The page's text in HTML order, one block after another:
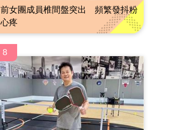
前女團成員椎間盤突出 頻繁發抖粉
心疼
8